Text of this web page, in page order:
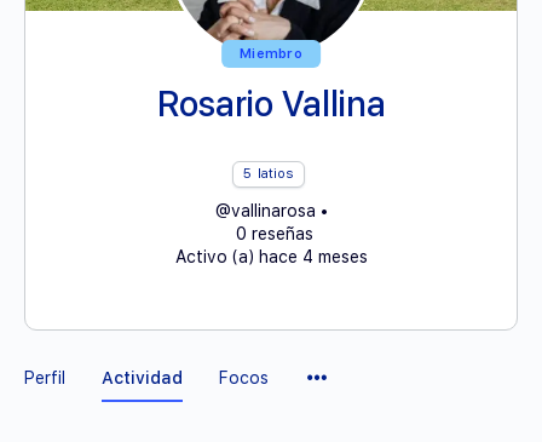
Miembro
Rosario Vallina
5 latios
@vallinarosa •
0 reseñas
Activo (a) hace 4 meses
Perfil Actividad Focos